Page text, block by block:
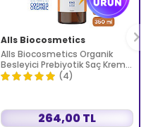
Alls Biocosmetics
Alls Biocosmetics Organik
Besleyici Prebiyotik Saç Kremi
350 ml
(4)
264,00 TL